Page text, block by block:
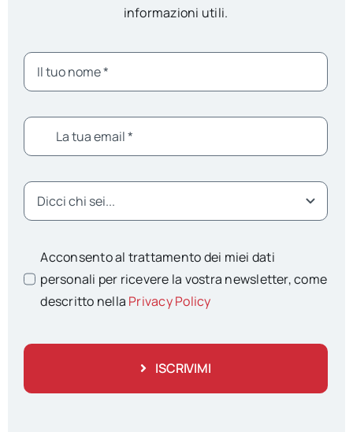
informazioni utili.
Acconsento al trattamento dei miei dati
personali per ricevere la vostra newsletter, come
descritto nella Privacy Policy
ISCRIVIMI